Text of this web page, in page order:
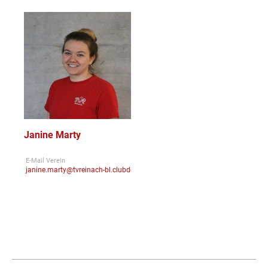
Janine Marty
E-Mail Verein
janine.marty@tvreinach-bl.clubdesk.com